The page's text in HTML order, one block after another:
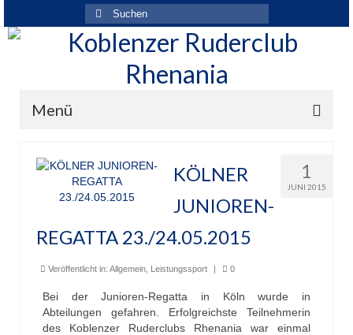
Suchen
nach:
Menü
Über den Verein
Rhenania News
Historie
1
JUNI 2015
KÖLNER
JUNIOREN-
REGATTA 23./24.05.2015
Veröffentlicht in: Allgemein Leistungssport | 0
Bei der Junioren-Regatta in Köln wurde in
Abteilungen gefahren. Erfolgreichste Teilnehmerin
des Koblenzer Ruderclubs Rhenania war einmal